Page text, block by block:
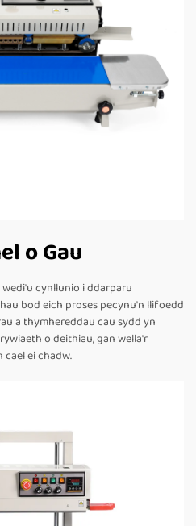
o Gau
cynllunio i ddarparu
bod eich proses pecynu'n llifoedd
a thymhereddau cau sydd yn
o deithiau, gan wella'r
ei chadw.